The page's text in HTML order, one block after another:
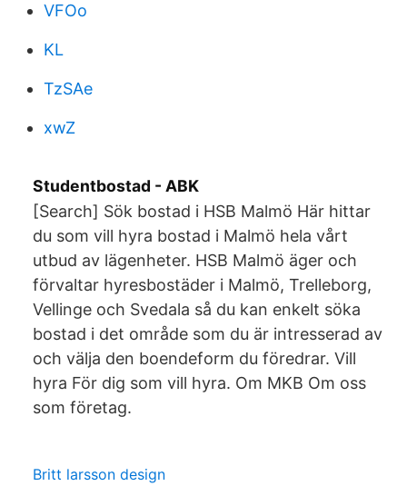
VFOo
KL
TzSAe
xwZ
Studentbostad - ABK
[Search] Sök bostad i HSB Malmö Här hittar
du som vill hyra bostad i Malmö hela vårt
utbud av lägenheter. HSB Malmö äger och
förvaltar hyresbostäder i Malmö, Trelleborg,
Vellinge och Svedala så du kan enkelt söka
bostad i det område som du är intresserad av
och välja den boendeform du föredrar. Vill
hyra För dig som vill hyra. Om MKB Om oss
som företag.
Britt larsson design